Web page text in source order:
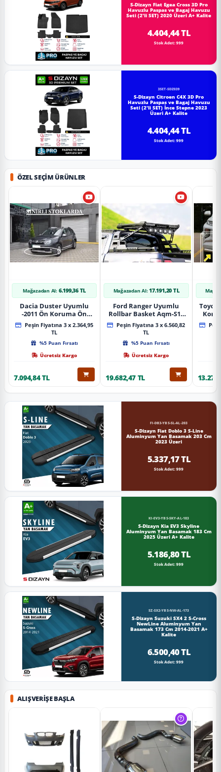
S-Dizayn Fiat Egea Cross 3D Pro
Havuzlu Paspas ve Bagaj Havuzu
Seti (2'li SET) 2020 Üzeri A+ Kalite
4.404,44 TL
Stok Adet: 999
3SET-SDZ039
S-Dizayn Citroen C4X 3D Pro
Havuzlu Paspas ve Bagaj Havuzu
Seti (2'li SET) İnce Stepne 2023
Üzeri A+ Kalite
4.404,44 TL
Stok Adet: 999
ÖZEL SEÇIM ÜRÜNLER
Mağazadan Al: 6.199,36 TL
Dacia Duster Uyumlu
-2011 Ön Koruma Ön
Tekli Koruma
Peşin Fiyatına 3 x 2.364,95
TL
%5 Puan Fırsatı
Ücretsiz Kargo
7.094,84 TL
Mağazadan Al: 17.191,20 TL
Ford Ranger Uyumlu
Rollbar Basket Aqm-S10
2015+ Uyumlu
Peşin Fiyatına 3 x 6.560,82
TL
%5 Puan Fırsatı
Ücretsiz Kargo
19.682,47 TL
FI-DB3-YBS-SL-AL-203
S-Dizayn Fiat Doblo 3 S-Line
Aluminyum Yan Basamak 203 Cm
2023 Üzeri
5.337,17 TL
Stok Adet: 999
KI-EV3-YBS-SKY-AL-183
S-Dizayn Kia EV3 Skyline
Aluminyum Yan Basamak 183 Cm
2025 Üzeri A+ Kalite
5.186,80 TL
Stok Adet: 999
SZ-SX2-YBS-NW-AL-173
S-Dizayn Suzuki SX4 2 S-Cross
NewLine Aluminyum Yan
Basamak 173 Cm 2014-2021 A+
Kalite
6.500,40 TL
Stok Adet: 999
ALIŞVERIŞE BAŞLA